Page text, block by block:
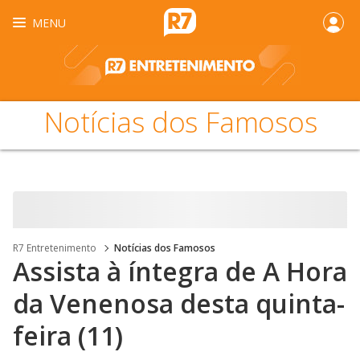
MENU
Notícias dos Famosos
R7 Entretenimento Notícias dos Famosos
Assista à íntegra de A Hora
da Venenosa desta quinta-
feira (11)